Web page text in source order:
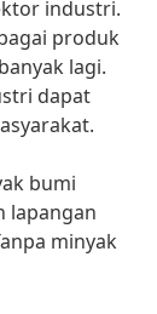
industri.
produk
lagi.
dapat
bumi
lapangan
minyak